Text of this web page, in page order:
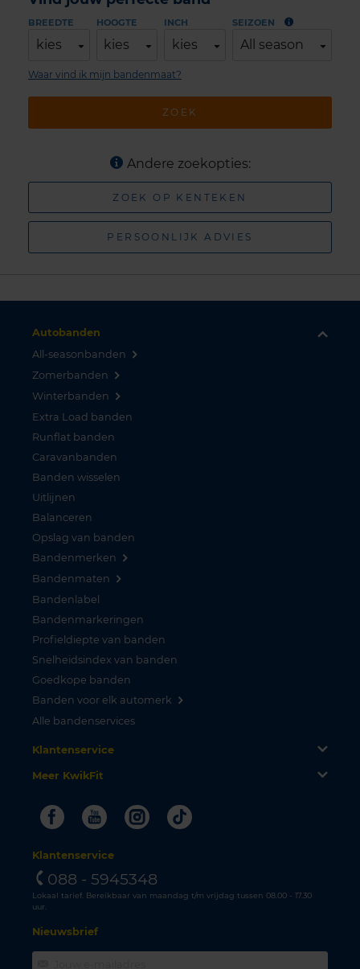
BREEDTE
kies
HOOGTE
kies
INCH
kies
SEIZOEN
All season
ZOEK
Waar vind ik mijn bandenmaat?
Andere zoekopties:
ZOEK OP KENTEKEN
PERSOONLIJK ADVIES
Autobanden
All-seasonbanden
Zomerbanden
Winterbanden
Extra Load banden
Runflat banden
Caravanbanden
Banden wisselen
Uitlijnen
Balanceren
Opslag van banden
Bandenmerken
Bandenmaten
Bandenlabel
Bandenmarkeringen
Profieldiepte van banden
Snelheidsindex van banden
Goedkope banden
Banden voor elk automerk
Alle bandenservices
Klantenservice
Meer KwikFit
FacebookYoutubeInstagram
Tiktok
Klantenservice
088 - 5945348
Lokaal tarief. Bereikbaar van maandag t/m vrijdag tussen 08.00 - 17.30
uur.
Nieuwsbrief